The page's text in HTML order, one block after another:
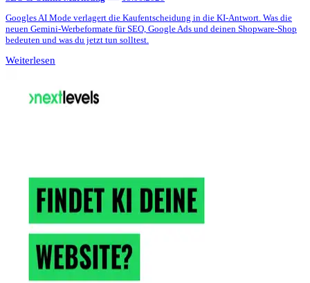
Googles AI Mode verlagert die Kaufentscheidung in die KI-Antwort. Was die
neuen Gemini-Werbeformate für SEO, Google Ads und deinen Shopware-Shop
bedeuten und was du jetzt tun solltest.
Weiterlesen